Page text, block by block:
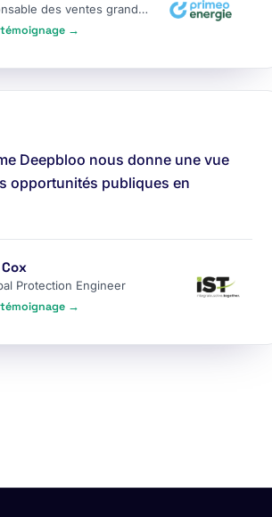
Responsable des ventes grands comptes
témoignage →
Deepbloo nous donne une vue
opportunités publiques en
Protection Engineer
témoignage →